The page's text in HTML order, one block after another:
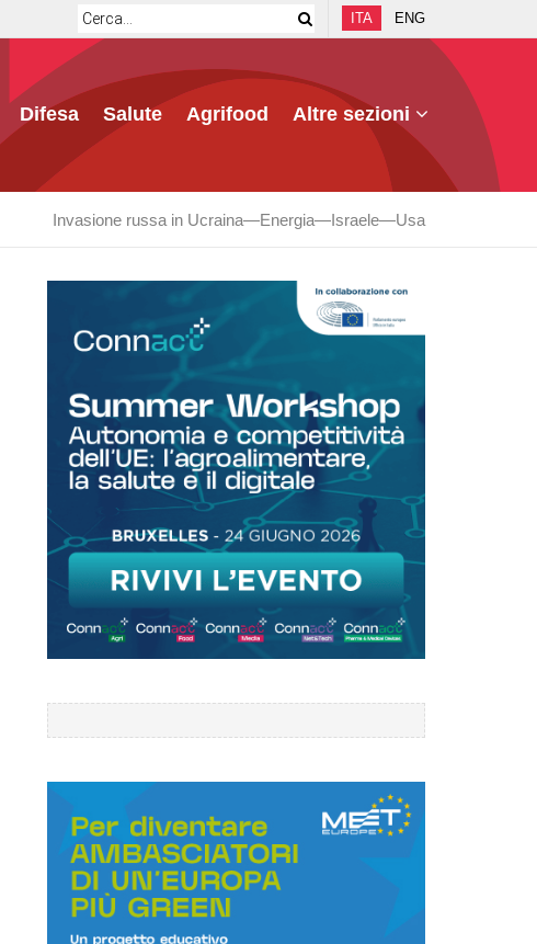
ITA ENG
Difesa Salute Agrifood Altre sezioni
Invasione russa in Ucraina Energia Israele Usa